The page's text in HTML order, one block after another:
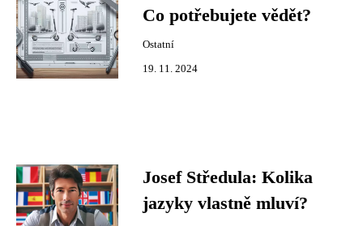
Co potřebujete vědět?
Ostatní
19. 11. 2024
Josef Středula: Kolika
jazyky vlastně mluví?